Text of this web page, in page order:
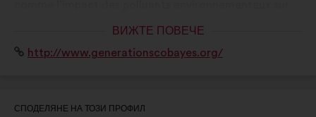
sans culpabiliser, afin de rendre les jeunes acteurs de
ВИЖТЕ ПОВЕЧЕ
Уебсайт:
http://www.generationscobayes.org/
СПОДЕЛЯНЕ НА ТОЗИ ПРОФИЛ